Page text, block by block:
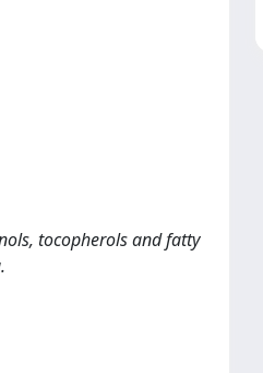
tocopherols and fatty